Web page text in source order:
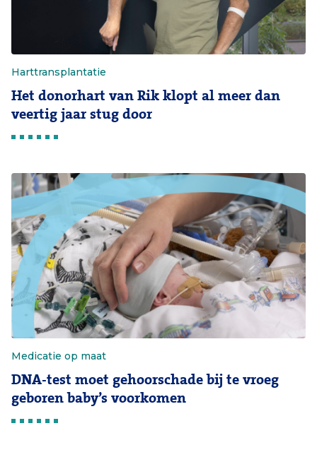
Harttransplantatie
Het donorhart van Rik klopt al meer dan
veertig jaar stug door
Medicatie op maat
DNA-test moet gehoorschade bij te vroeg
geboren baby’s voorkomen